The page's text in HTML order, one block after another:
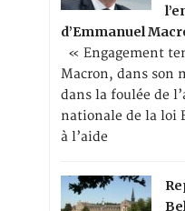
d’Emmanuel
« Engagement
Macron, dans son
dans la foulée de
nationale de la loi
à l’aide